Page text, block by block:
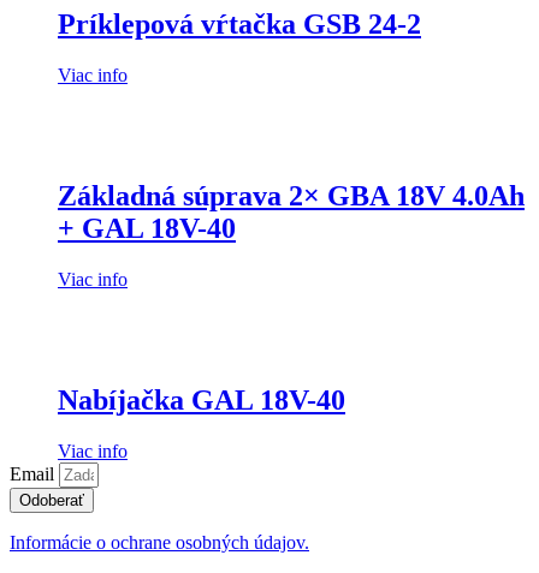
Príklepová vŕtačka GSB 24-2
Viac info
Základná súprava 2× GBA 18V 4.0Ah
+ GAL 18V-40
Viac info
Nabíjačka GAL 18V-40
Viac info
Email
Odoberať
Informácie o ochrane osobných údajov.